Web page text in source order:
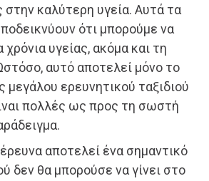
καλύτερη υγεία. Αυτά τα
ότι μπορούμε να
υγείας, ακόμα και τη
αυτό αποτελεί μόνο το
ερευνητικού ταξιδιού
πολλές ως προς τη σωστή
αποτελεί ένα σημαντικό
δεν θα μπορούσε να γίνει στο